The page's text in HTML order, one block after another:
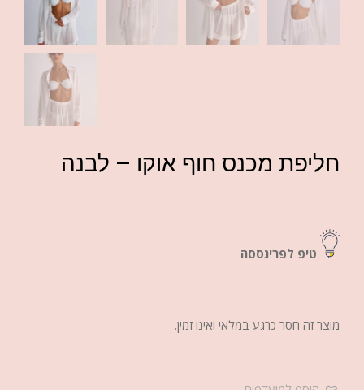
חליפת מכנס חוף אוקו – לבנה
טיפ לפרינססה
מוצר זה חסר כרגע במלאי ואינו זמין.